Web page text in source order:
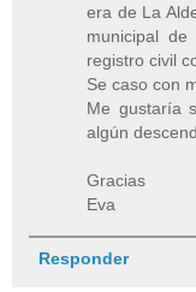
era de La
municipal
registro civil
Se caso con
Me gustaría
algún
Gracias
Eva
Responder